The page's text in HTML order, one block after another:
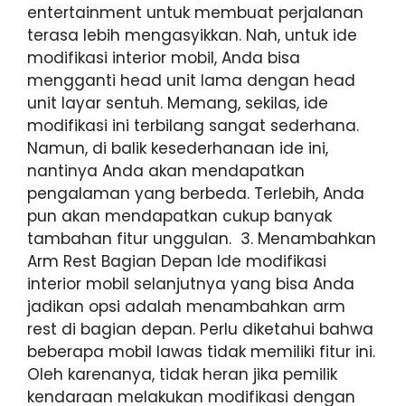
entertainment untuk membuat perjalanan
terasa lebih mengasyikkan. Nah, untuk ide
modifikasi interior mobil, Anda bisa
mengganti head unit lama dengan head
unit layar sentuh. Memang, sekilas, ide
modifikasi ini terbilang sangat sederhana.
Namun, di balik kesederhanaan ide ini,
nantinya Anda akan mendapatkan
pengalaman yang berbeda. Terlebih, Anda
pun akan mendapatkan cukup banyak
tambahan fitur unggulan. 3. Menambahkan
Arm Rest Bagian Depan Ide modifikasi
interior mobil selanjutnya yang bisa Anda
jadikan opsi adalah menambahkan arm
rest di bagian depan. Perlu diketahui bahwa
beberapa mobil lawas tidak memiliki fitur ini.
Oleh karenanya, tidak heran jika pemilik
kendaraan melakukan modifikasi dengan